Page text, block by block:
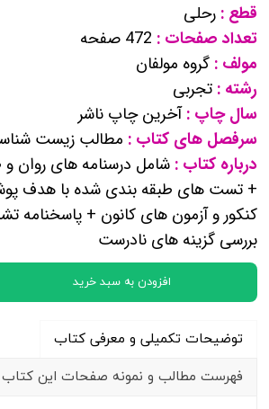
قطع : رحلی
تعداد صفحات : 472 صفحه
مولف : گروه مولفان
رشته : تجربی
سال چاپ :آخرین چاپ ناشر
سرفصل های کتاب : مطالب زیست
درباره کتاب : شامل درسنامه های روان
+ تست های طبقه بندی شده با هدف
کنکور و آزمون های کانون + پاسخنامه
بررسی گزینه های نادرست
افزودن به سبد خرید
توضیحات تکمیلی و معرفی کتاب
فهرست مطالب و نمونه صفحات این کتاب